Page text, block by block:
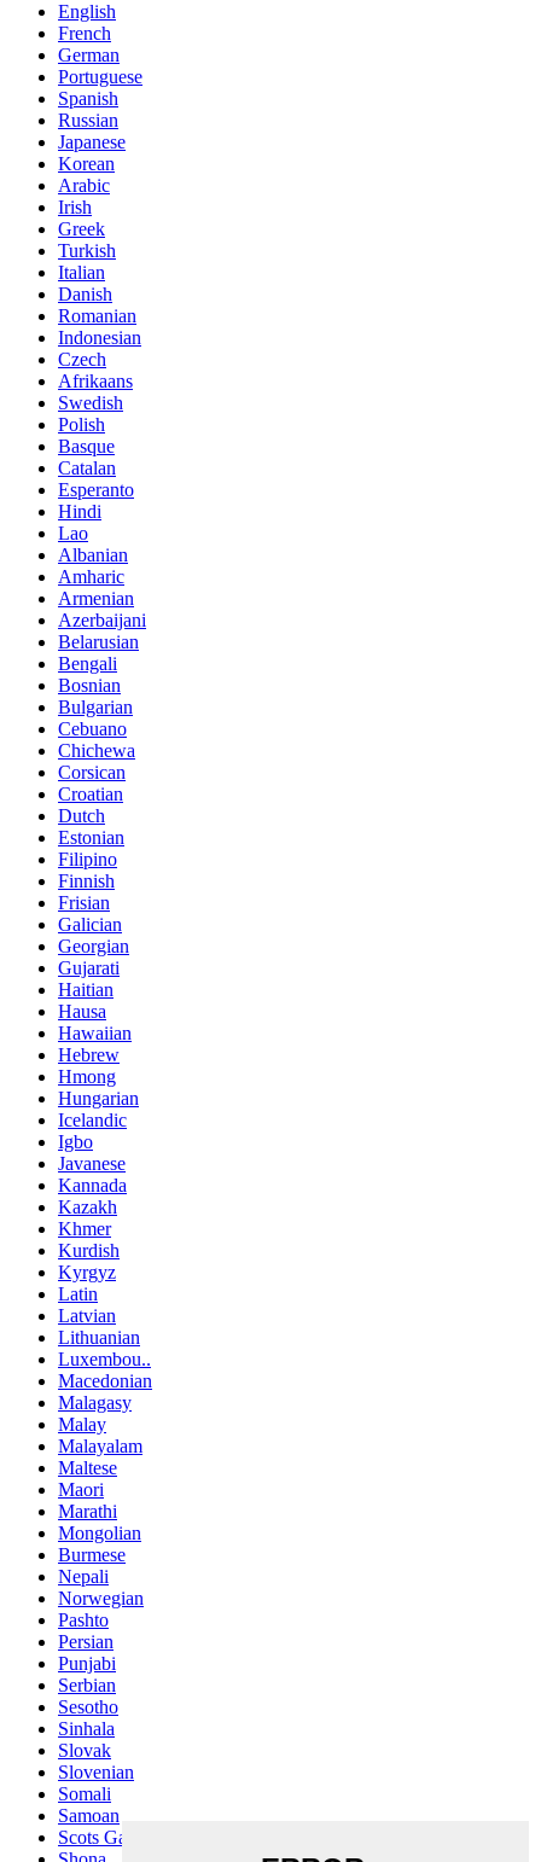
English
French
German
Portuguese
Spanish
Russian
Japanese
Korean
Arabic
Irish
Greek
Turkish
Italian
Danish
Romanian
Indonesian
Czech
Afrikaans
Swedish
Polish
Basque
Catalan
Esperanto
Hindi
Lao
Albanian
Amharic
Armenian
Azerbaijani
Belarusian
Bengali
Bosnian
Bulgarian
Cebuano
Chichewa
Corsican
Croatian
Dutch
Estonian
Filipino
Finnish
Frisian
Galician
Georgian
Gujarati
Haitian
Hausa
Hawaiian
Hebrew
Hmong
Hungarian
Icelandic
Igbo
Javanese
Kannada
Kazakh
Khmer
Kurdish
Kyrgyz
Latin
Latvian
Lithuanian
Luxembou..
Macedonian
Malagasy
Malay
Malayalam
Maltese
Maori
Marathi
Mongolian
Burmese
Nepali
Norwegian
Pashto
Persian
Punjabi
Serbian
Sesotho
Sinhala
Slovak
Slovenian
Somali
Samoan
Scots Gaelic